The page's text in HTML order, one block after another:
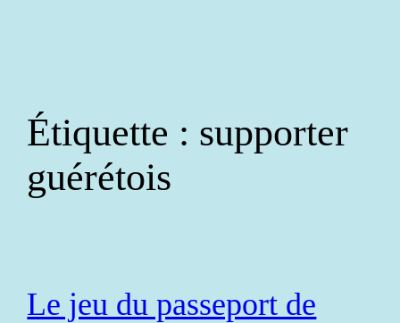
Étiquette : supporter
guérétois
Le jeu du passeport de